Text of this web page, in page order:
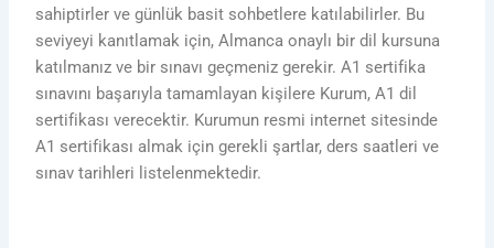
sahiptirler ve günlük basit sohbetlere katılabilirler. Bu
seviyeyi kanıtlamak için, Almanca onaylı bir dil kursuna
katılmanız ve bir sınavı geçmeniz gerekir. A1 sertifika
sınavını başarıyla tamamlayan kişilere Kurum, A1 dil
sertifikası verecektir. Kurumun resmi internet sitesinde
A1 sertifikası almak için gerekli şartlar, ders saatleri ve
sınav tarihleri listelenmektedir.